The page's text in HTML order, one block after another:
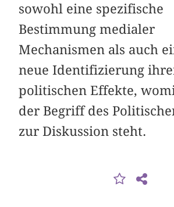
sowohl eine spezifische
Bestimmung medialer
Mechanismen als auch
neue Identifizierung
politischen Effekte,
der Begriff des
zur Diskussion steht.